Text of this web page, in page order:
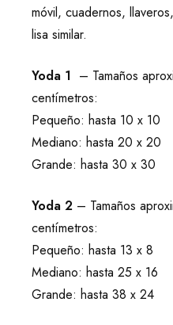
móvil, cuadernos,
lisa similar.
Yoda 1 – Tamaños
centímetros:
Pequeño: hasta 10 x 10
Mediano: hasta 20 x 20
Grande: hasta 30 x 30
Yoda 2 – Tamaños
centímetros:
Pequeño: hasta 13 x 8
Mediano: hasta 25 x 16
Grande: hasta 38 x 24